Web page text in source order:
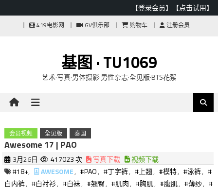
【登录会员】 【点击试用】
419电影网 GV俱乐部 购物车 注册会员
基图 · TU1069
艺术·写真·男体摄影·男性杂志·全见版·BTS花絮
会员视频 全见版 泰国
Awesome 17 | PAO
3月26日 417023 次 写真下载
视频下载
#18+, AWESOME, #PAO, #丁字裤, #上翘, #模特, #泳裤, #
白内裤, #白衬衫, #白袜, #翘臀, #肌肉, #胸肌, #腹肌, #薄纱, #